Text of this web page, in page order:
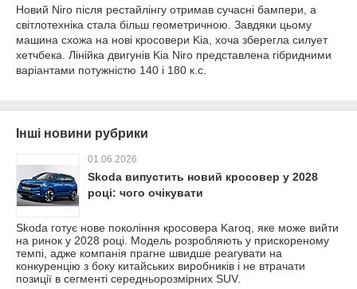
Новий Niro після рестайлінгу отримав сучасні бампери, а
світлотехніка стала більш геометричною. Завдяки цьому
машина схожа на нові кросовери Kia, хоча зберегла силует
хетчбека. Лінійка двигунів Kia Niro представлена гібридними
варіантами потужністю 140 і 180 к.с.
Інші новини рубрики
01.06.2026
Skoda випустить новий кросовер у 2028
році: чого очікувати
Skoda готує нове покоління кросовера Karoq, яке може вийти
на ринок у 2028 році. Модель розробляють у прискореному
темпі, адже компанія прагне швидше реагувати на
конкуренцію з боку китайських виробників і не втрачати
позиції в сегменті середньорозмірних SUV.